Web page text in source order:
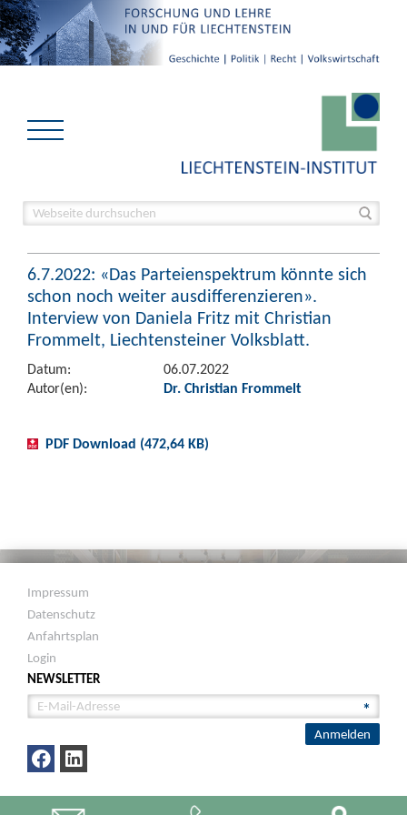
6.7.2022: «Das Parteienspektrum könnte sich
schon noch weiter ausdifferenzieren».
Interview von Daniela Fritz mit Christian
Frommelt, Liechtensteiner Volksblatt.
Datum:
06.07.2022
Autor(en):
Dr. Christian Frommelt
PDF Download (472,64 KB)
Impressum
Datenschutz
Anfahrtsplan
Login
NEWSLETTER